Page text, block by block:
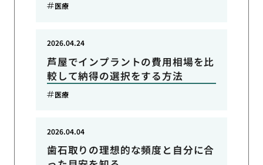
医療
芦屋でインプラントの費用相場を比
較して納得の選択をする方法
2026.04.24
医療
歯石取りの理想的な頻度と自分に合
2026.04.04